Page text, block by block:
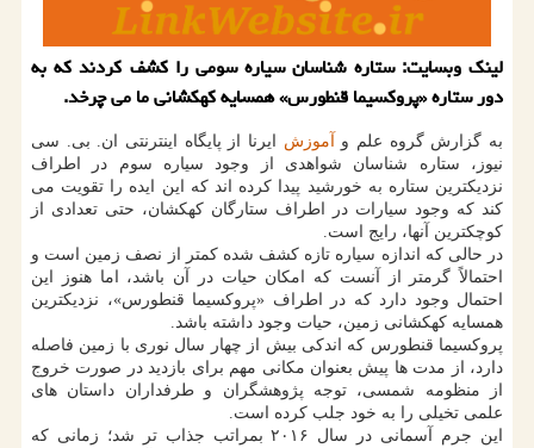
لینک وبسایت: ستاره شناسان سیاره سومی را کشف کردند که به
دور ستاره «پروکسیما قنطورس» همسایه کهکشانی ما می چرخد.
به گزارش گروه علم و آموزش ایرنا از پایگاه اینترنتی ان. بی. سی
نیوز، ستاره شناسان شواهدی از وجود سیاره سوم در اطراف
نزدیکترین ستاره به خورشید پیدا کرده اند که این ایده را تقویت می
کند که وجود سیارات در اطراف ستارگان کهکشان، حتی تعدادی از
کوچکترین آنها، رایج است.
در حالی که اندازه سیاره تازه کشف شده کمتر از نصف زمین است و
احتمالاً گرمتر از آنست که امکان حیات در آن باشد، اما هنوز این
احتمال وجود دارد که در اطراف «پروکسیما قنطورس»، نزدیکترین
همسایه کهکشانی زمین، حیات وجود داشته باشد.
پروکسیما قنطورس که اندکی بیش از چهار سال نوری با زمین فاصله
دارد، از مدت ها پیش بعنوان مکانی مهم برای بازدید در صورت خروج
از منظومه شمسی، توجه پژوهشگران و طرفداران داستان های
علمی تخیلی را به خود جلب کرده است.
این جرم آسمانی در سال ۲۰۱۶ بمراتب جذاب تر شد؛ زمانی که